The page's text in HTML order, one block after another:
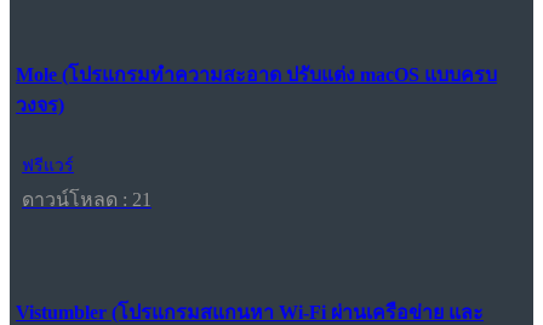
Mole (โปรแกรมทำความสะอาด ปรับแต่ง macOS แบบครบ
วงจร)
ฟรีแวร์
ดาวน์โหลด : 21
Vistumbler (โปรแกรมสแกนหา Wi-Fi ผ่านเครือข่าย และ